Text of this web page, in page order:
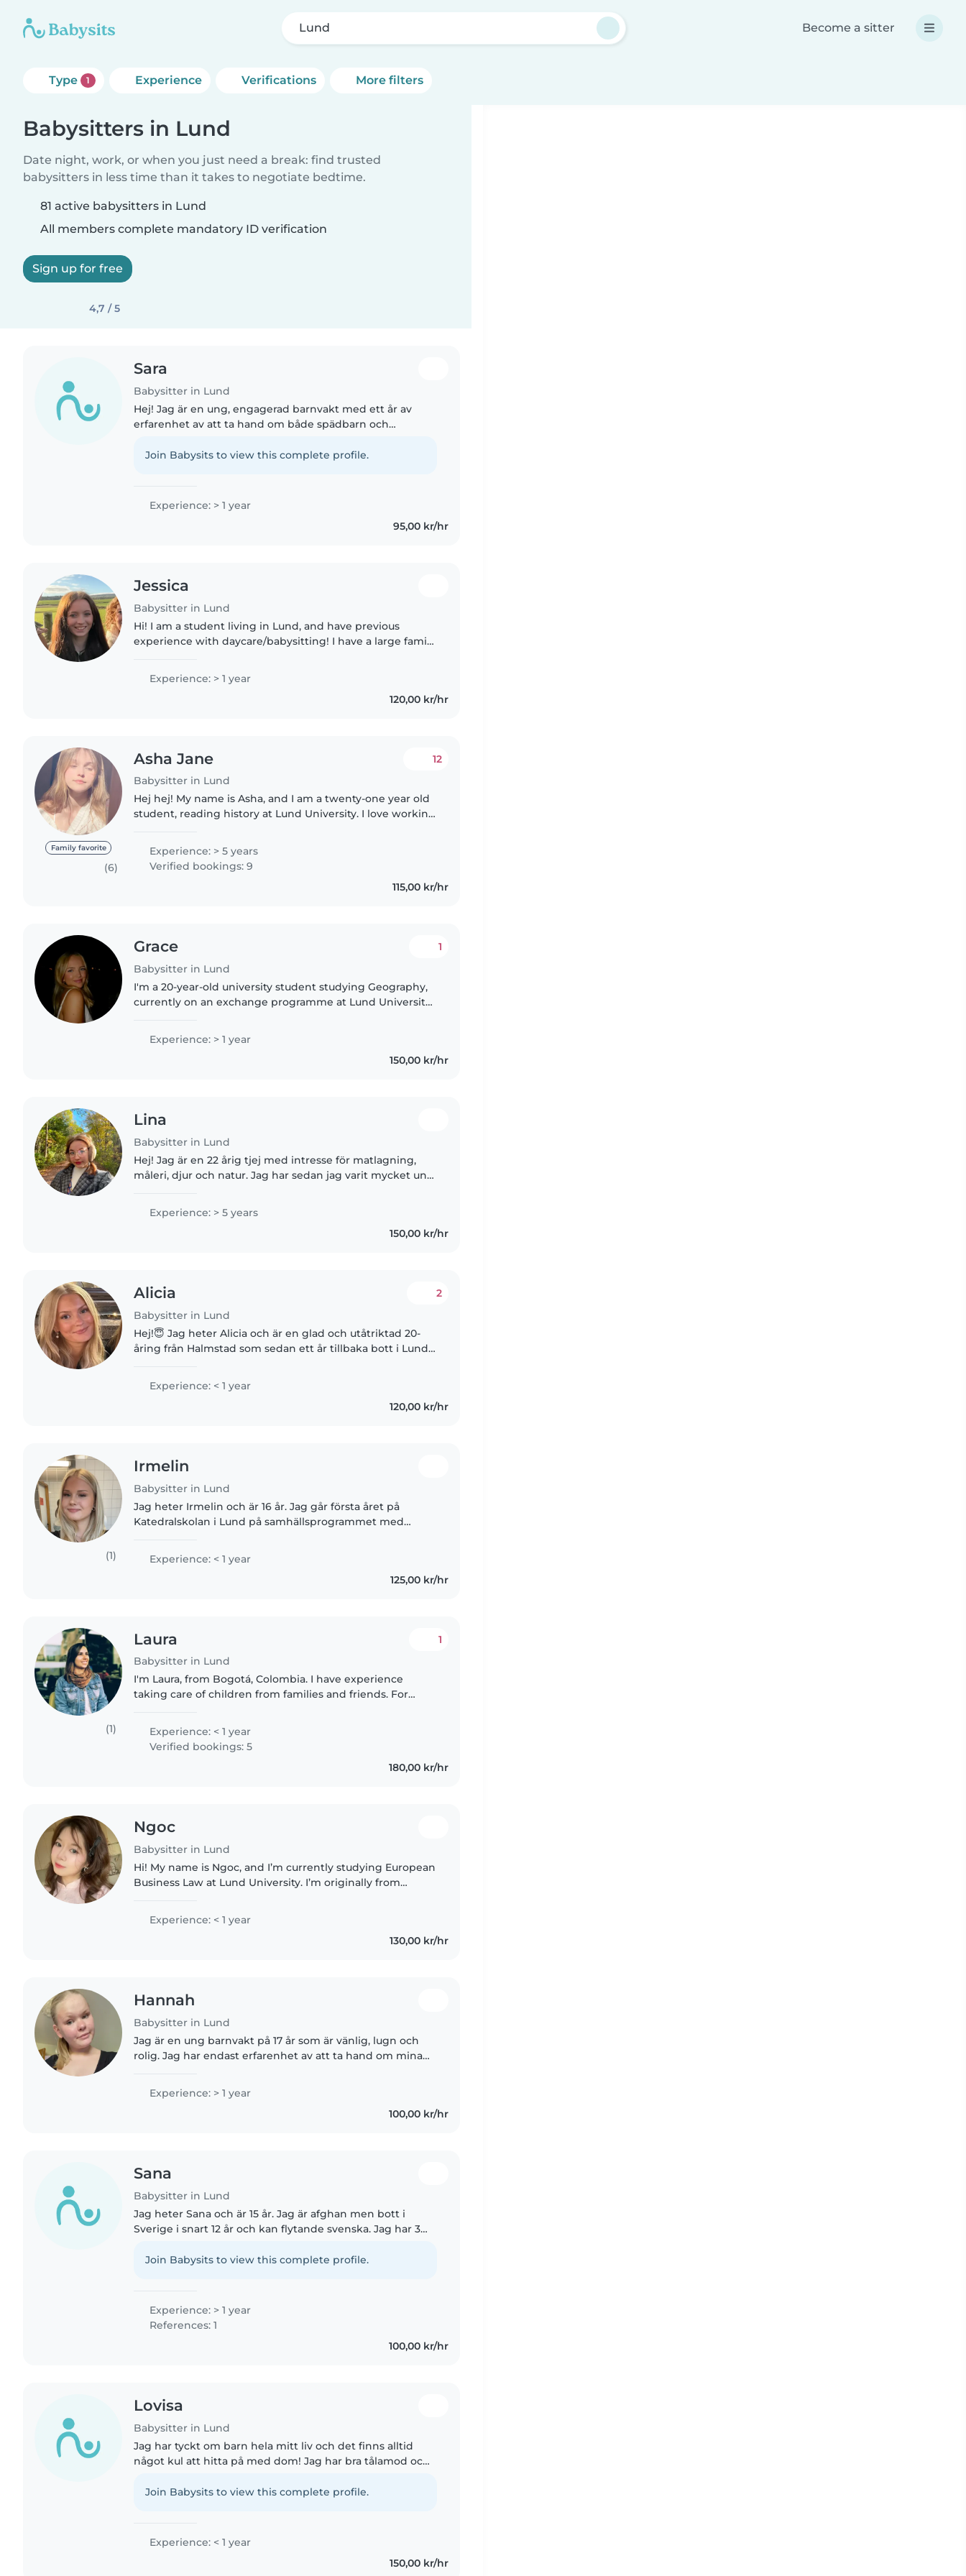
Lund Become a sitter
Type 1 Experience Verifications More filters
Babysitters in Lund
Date night, work, or when you just need a break: find trusted
babysitters in less time than it takes to negotiate bedtime.
81 active babysitters in Lund
All members complete mandatory ID verification
Sign up for free
4,7 / 5
Sara
Babysitter in Lund
Hej! Jag är en ung, engagerad barnvakt med ett år av
erfarenhet av att ta hand om både spädbarn och
gör det lättare för..
Join Babysits to view this complete profile.
Experience: > 1 year
95,00 kr/hr
Jessica
Babysitter in Lund
Hi! I am a student living in Lund, and have previous
experience with daycare/babysitting! I have a large family
Experience: > 1 year
120,00 kr/hr
Family favorite
(6)
Asha Jane
Babysitter in Lund
12
Hej hej! My name is Asha, and I am a twenty-one year old
student, reading history at Lund University. I love working
years. I hope..
Experience: > 5 years
Verified bookings: 9
115,00 kr/hr
Grace
Babysitter in Lund
1
I'm a 20-year-old university student studying Geography,
currently on an exchange programme at Lund University
experience, I have..
Experience: > 1 year
150,00 kr/hr
Lina
Babysitter in Lund
Hej! Jag är en 22 årig tjej med intresse för matlagning,
måleri, djur och natur. Jag har sedan jag varit mycket ung
problem och..
Experience: > 5 years
150,00 kr/hr
Alicia
Babysitter in Lund
2
Hej!😇 Jag heter Alicia och är en glad och utåtriktad 20-
åring från Halmstad som sedan ett år tillbaka bott i Lund.
programmet,..
Experience: < 1 year
120,00 kr/hr
(1)
Irmelin
Babysitter in Lund
Jag heter Irmelin och är 16 år. Jag går första året på
Katedralskolan i Lund på samhällsprogrammet med
Experience: < 1 year
125,00 kr/hr
(1)
Laura
Babysitter in Lund
1
I'm Laura, from Bogotá, Colombia. I have experience
taking care of children from families and friends. For
U.S. while was..
Experience: < 1 year
Verified bookings: 5
180,00 kr/hr
Ngoc
Babysitter in Lund
Hi! My name is Ngoc, and I’m currently studying European
Business Law at Lund University. I’m originally from
and caring..
Experience: < 1 year
130,00 kr/hr
Hannah
Babysitter in Lund
Jag är en ung barnvakt på 17 år som är vänlig, lugn och
rolig. Jag har endast erfarenhet av att ta hand om mina
svenska. Mina färdigheter..
Experience: > 1 year
100,00 kr/hr
Sana
Babysitter in Lund
Jag heter Sana och är 15 år. Jag är afghan men bott i
Sverige i snart 12 år och kan flytande svenska. Jag har 3
barnvakt för familjevänner..
Join Babysits to view this complete profile.
Experience: > 1 year
References: 1
100,00 kr/hr
Lovisa
Babysitter in Lund
Jag har tyckt om barn hela mitt liv och det finns alltid
något kul att hitta på med dom! Jag har bra tålamod och
Join Babysits to view this complete profile.
Experience: < 1 year
150,00 kr/hr